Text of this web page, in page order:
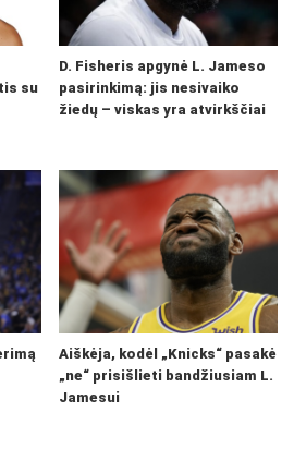
su
D. Fisheris apgynė L. Jameso
pasirinkimą: jis nesivaiko
žiedų – viskas yra atvirkščiai
Aiškėja, kodėl „Knicks“ pasakė
„ne“ prisišlieti bandžiusiam L.
Jamesui